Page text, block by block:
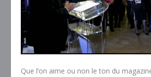
Que l’on aime ou non le ton du